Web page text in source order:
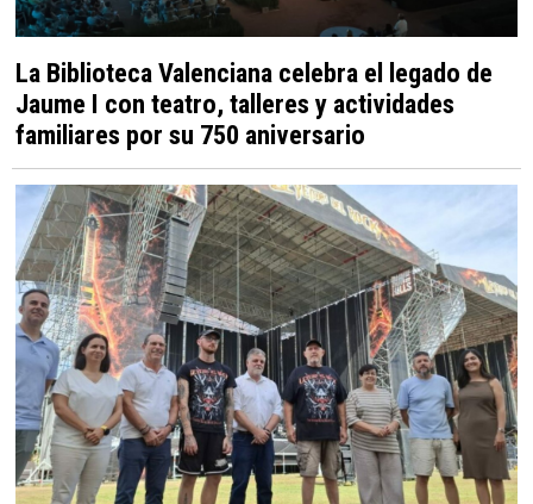
La Biblioteca Valenciana celebra el legado de
Jaume I con teatro, talleres y actividades
familiares por su 750 aniversario